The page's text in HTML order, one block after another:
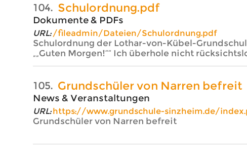
104. Schulordnung.pdf
Dokumente & PDFs
URL: /fileadmin/Dateien/Schulordnung.pdf
Schulordnung der Lothar-von-Kübel-
„„Guten Morgen!““ Ich überhole nicht
105. Grundschüler von Narren befreit
News & Veranstaltungen
URL: https://www.grundschule-sinzheim.de/
Grundschüler von Narren befreit